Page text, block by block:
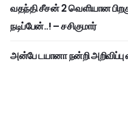
வதந்தி சீசன் 2 வெளியான
நடிப்பேன்..! – சசிகுமார்
அன்பே டயானா நன்றி அறிவிப்பு